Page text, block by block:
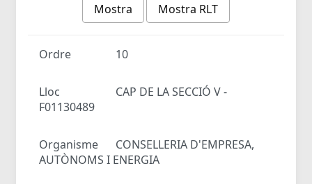
Mostra
Mostra RLT
Ordre 10
Lloc
CAP DE LA SECCIÓ V -
F01130489
Organisme
CONSELLERIA D'EMPRESA,
AUTÒNOMS I ENERGIA